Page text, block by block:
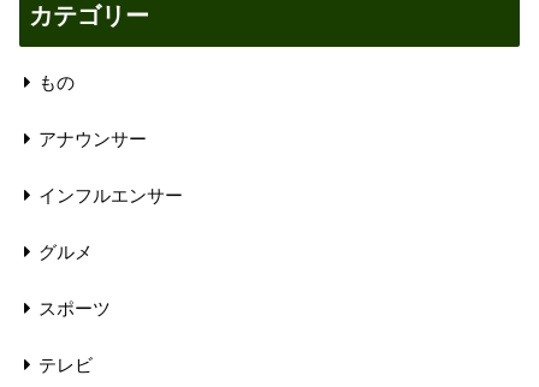
カテゴリー
もの
アナウンサー
インフルエンサー
グルメ
スポーツ
テレビ